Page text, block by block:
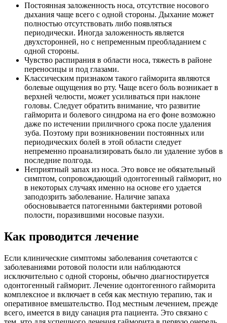
Постоянная заложенность носа, отсутствие носового
дыхания чаще всего с одной стороны. Дыхание может
полностью отсутствовать либо появляться
периодически. Иногда заложенность является
двухсторонней, но с непременным преобладанием с
одной стороны.
Чувство распирания в области носа, тяжесть в районе
переносицы и под глазами.
Классическим признаком такого гайморита являются
болевые ощущения во рту. Чаще всего боль возникает в
верхней челюсти, может усиливаться при наклоне
головы. Следует обратить внимание, что развитие
гайморита и болевого синдрома на его фоне возможно
даже по истечении приличного срока после удаления
зуба. Поэтому при возникновении постоянных или
периодических болей в этой области следует
непременно проанализировать было ли удаление зубов в
последние полгода.
Неприятный запах из носа. Это вовсе не обязательный
симптом, сопровождающий одонтогенный гайморит, но
в некоторых случаях именно на основе его удается
заподозрить заболевание. Наличие запаха
обосновывается патогенными бактериями ротовой
полости, поразившими носовые пазухи.
Как проводится лечение
Если клинические симптомы заболевания сочетаются с
заболеваниями ротовой полости или наблюдаются
исключительно с одной стороны, обычно диагностируется
одонтогенный гайморит. Лечение одонтогенного гайморита
комплексное и включает в себя как местную терапию, так и
оперативное вмешательство. Под местным лечением, прежде
всего, имеется в виду санация рта пациента. Это связано с